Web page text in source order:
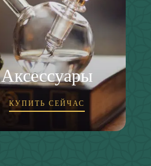
Аксессуары
КУПИТЬ СЕЙЧАС